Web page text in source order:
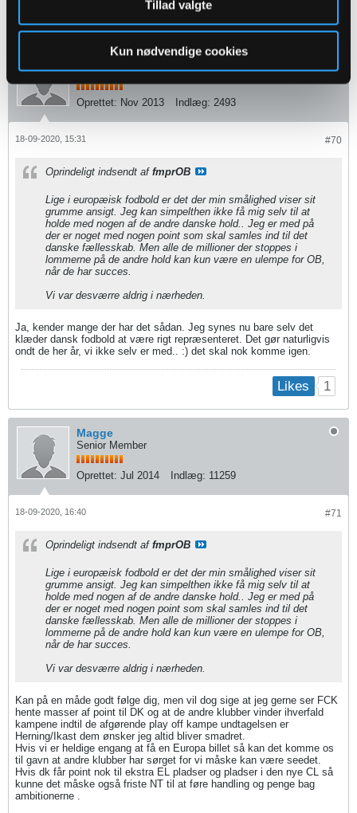
Tillad valgte
Kun nødvendige cookies
Christian89
Senior Member
Oprettet: Nov 2013 Indlæg: 2493
#70
18-09-2020, 15:31
Oprindeligt indsendt af fmprOB
Lige i europæisk fodbold er det der min smålighed viser sit
grumme ansigt. Jeg kan simpelthen ikke få mig selv til at
holde med nogen af de andre danske hold.. Jeg er med på
der er noget med nogen point som skal samles ind til det
danske fællesskab. Men alle de millioner der stoppes i
lommerne på de andre hold kan kun være en ulempe for OB,
når de har succes.
Vi var desværre aldrig i nærheden.
Ja, kender mange der har det sådan. Jeg synes nu bare selv det
klæder dansk fodbold at være rigt repræsenteret. Det gør naturligvis
ondt de her år, vi ikke selv er med.. :) det skal nok komme igen.
Likes 1
Magge
Senior Member
Oprettet: Jul 2014 Indlæg: 11259
#71
18-09-2020, 16:40
Oprindeligt indsendt af fmprOB
Lige i europæisk fodbold er det der min smålighed viser sit
grumme ansigt. Jeg kan simpelthen ikke få mig selv til at
holde med nogen af de andre danske hold.. Jeg er med på
der er noget med nogen point som skal samles ind til det
danske fællesskab. Men alle de millioner der stoppes i
lommerne på de andre hold kan kun være en ulempe for OB,
når de har succes.
Vi var desværre aldrig i nærheden.
Kan på en måde godt følge dig, men vil dog sige at jeg gerne ser FCK
hente masser af point til DK og at de andre klubber vinder ihverfald
kampene indtil de afgørende play off kampe undtagelsen er
Herning/Ikast dem ønsker jeg altid bliver smadret.
Hvis vi er heldige engang at få en Europa billet så kan det komme os
til gavn at andre klubber har sørget for vi måske kan være seedet.
Hvis dk får point nok til ekstra EL pladser og pladser i den nye CL så
kunne det måske også friste NT til at føre handling og penge bag
ambitionerne .